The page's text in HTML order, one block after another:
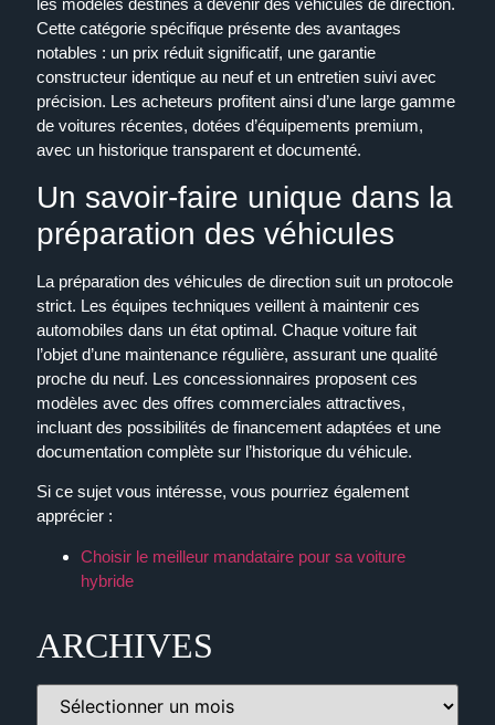
les modèles destinés à devenir des véhicules de direction.
Cette catégorie spécifique présente des avantages
notables : un prix réduit significatif, une garantie
constructeur identique au neuf et un entretien suivi avec
précision. Les acheteurs profitent ainsi d’une large gamme
de voitures récentes, dotées d’équipements premium,
avec un historique transparent et documenté.
Un savoir-faire unique dans la
préparation des véhicules
La préparation des véhicules de direction suit un protocole
strict. Les équipes techniques veillent à maintenir ces
automobiles dans un état optimal. Chaque voiture fait
l’objet d’une maintenance régulière, assurant une qualité
proche du neuf. Les concessionnaires proposent ces
modèles avec des offres commerciales attractives,
incluant des possibilités de financement adaptées et une
documentation complète sur l’historique du véhicule.
Si ce sujet vous intéresse, vous pourriez également
apprécier :
Choisir le meilleur mandataire pour sa voiture
hybride
ARCHIVES